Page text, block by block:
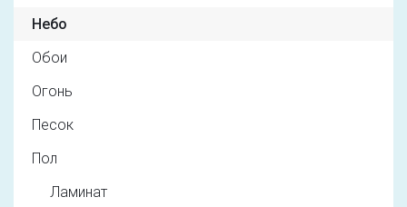
Небо
Обои
Огонь
Песок
Пол
Ламинат